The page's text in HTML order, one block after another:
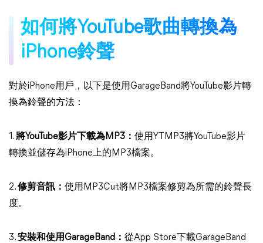
如何將YouTube歌曲轉換為
iPhone鈴聲
對於iPhone用戶，以下是使用GarageBand將YouTube影片轉
換為鈴聲的方法：
1.將YouTube影片下載為MP3： 使用YTMP3將YouTube影片
轉換並儲存為iPhone上的MP3檔案。
2.修剪音訊： 使用MP3Cut將MP3檔案修剪為所需的鈴聲長
度。
3.安裝和使用GarageBand： 從App Store下載GarageBand